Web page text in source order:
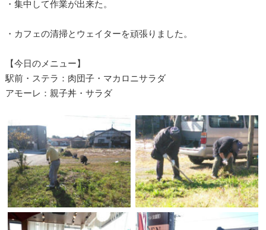
・集中して作業が出来た。
・カフェの清掃とウェイターを頑張りました。
【今日のメニュー】
駅前・ステラ：肉団子・マカロニサラダ
アモーレ：親子丼・サラダ